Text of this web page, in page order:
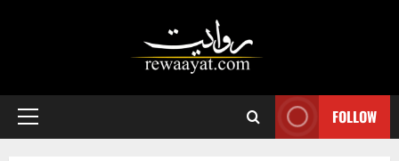
Primary
FOLLOW